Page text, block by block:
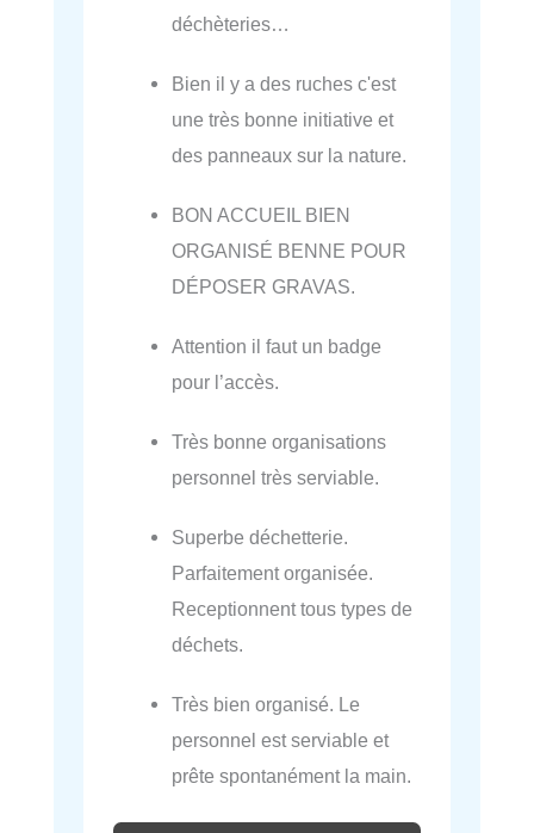
déchèteries…
Bien il y a des ruches c'est
une très bonne initiative et
des panneaux sur la nature.
BON ACCUEIL BIEN
ORGANISÉ BENNE POUR
DÉPOSER GRAVAS.
Attention il faut un badge
pour l’accès.
Très bonne organisations
personnel très serviable.
Superbe déchetterie.
Parfaitement organisée.
Receptionnent tous types de
déchets.
Très bien organisé. Le
personnel est serviable et
prête spontanément la main.